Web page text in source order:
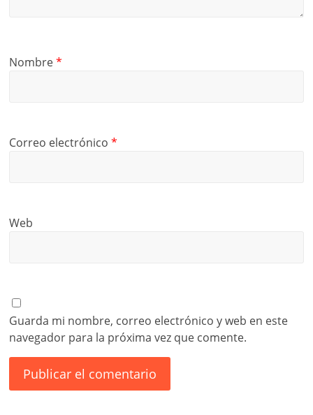
Nombre*
Correo electrónico*
Web
Guarda mi nombre, correo electrónico y web en este
navegador para la próxima vez que comente.